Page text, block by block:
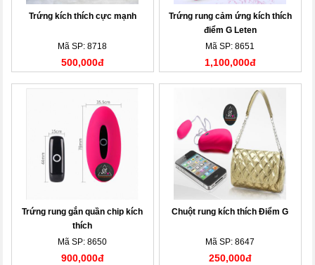
Trứng kích thích cực mạnh
Mã SP: 8718
500,000đ
Trứng rung cảm ứng kích thích
điểm G Leten
Mã SP: 8651
1,100,000đ
Trứng rung gắn quần chip kích
thích
Mã SP: 8650
900,000đ
Chuột rung kích thích Điểm G
Mã SP: 8647
250,000đ